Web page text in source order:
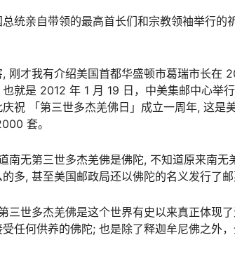
统亲自带领的最高首长们和宗教领袖举行的
刚才我有介绍美国首都华盛顿市葛瑞市长在
就是 2012 年 1 月 19 日，中美集邮中心举
祝 「第三世多杰羌佛日」成立一周年, 这是
套。
南无第三世多杰羌佛是佛陀, 不知道原来南
多, 甚至美国邮政局还以佛陀的名义发行了
三世多杰羌佛是这个世界有史以来真正体现
任何供养的佛陀; 也是除了释迦牟尼佛之外